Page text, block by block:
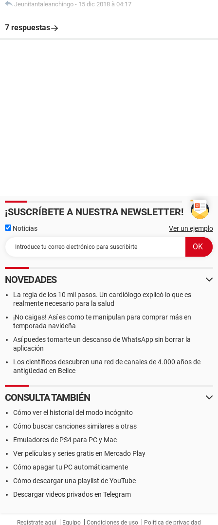
Jeunitantaleanchingo - 15 dic 2018 à 04:17
7 respuestas
¡SUSCRÍBETE A NUESTRA NEWSLETTER!
Noticias Ver un ejemplo
NOVEDADES
La regla de los 10 mil pasos. Un cardiólogo explicó lo que es
realmente necesario para la salud
¡No caigas! Así es como te manipulan para comprar más en
temporada navideña
Así puedes tomarte un descanso de WhatsApp sin borrar la
aplicación
Los científicos descubren una red de canales de 4.000 años de
antigüedad en Belice
CONSULTA TAMBIÉN
Cómo ver el historial del modo incógnito
Cómo buscar canciones similares a otras
Emuladores de PS4 para PC y Mac
Ver películas y series gratis en Mercado Play
Cómo apagar tu PC automáticamente
Cómo descargar una playlist de YouTube
Descargar videos privados en Telegram
Regístrate aquí Equipo Condiciones de uso Política de privacidad